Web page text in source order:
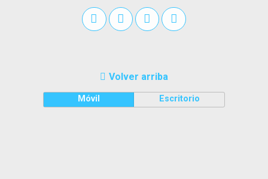
Volver arriba
Móvil Escritorio